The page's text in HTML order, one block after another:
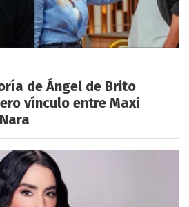
de Ángel de Brito
vínculo entre Maxi